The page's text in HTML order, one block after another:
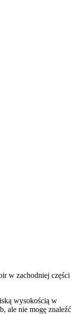
w zachodniej części
wysokością w
ale nie mogę znaleźć